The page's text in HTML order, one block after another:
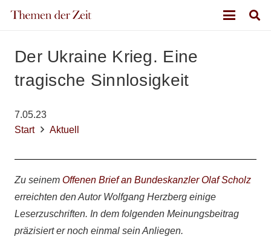
Der Ukraine Krieg. Eine
tragische Sinnlosigkeit
7.05.23
Start
Aktuell
Zu seinem Offenen Brief an Bundeskanzler Olaf Scholz
erreichten den Autor Wolfgang Herzberg einige
Leserzuschriften. In dem folgenden Meinungsbeitrag
präzisiert er noch einmal sein Anliegen.